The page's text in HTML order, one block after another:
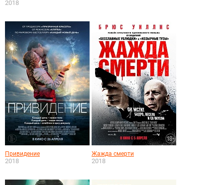
2018
Привидение
2018
Жажда смерти
2018